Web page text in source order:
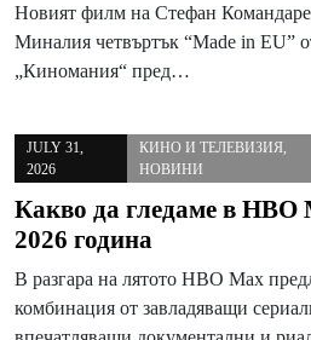
Новият филм на Стефан
Миналия четвъртък “Made in EU”
„Киномания“ пред…
JULY 31,
2026
КИНО И ТЕЛЕВИЗИЯ,
НОВИНИ
Какво да гледаме в HBO
2026 година
В разгара на лятото HBO Max
комбинация от завладяващи